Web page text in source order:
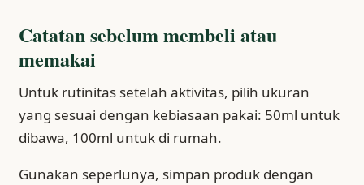
Catatan sebelum membeli atau
memakai
Untuk rutinitas setelah aktivitas, pilih ukuran
yang sesuai dengan kebiasaan pakai: 50ml untuk
dibawa, 100ml untuk di rumah.
Gunakan seperlunya, simpan produk dengan